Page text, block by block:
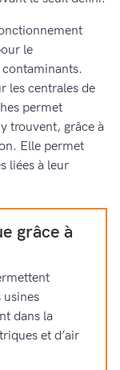
le
les centrales de
permet
trouvent, grâce à
Elle permet
liées à leur
grâce à
usines
dans la
et d’air